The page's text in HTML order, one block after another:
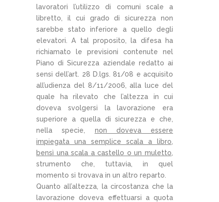
lavoratori l’utilizzo di comuni scale a
libretto, il cui grado di sicurezza non
sarebbe stato inferiore a quello degli
elevatori. A tal proposito, la difesa ha
richiamato le previsioni contenute nel
Piano di Sicurezza aziendale redatto ai
sensi dell’art. 28 D.lgs. 81/08 e acquisito
all’udienza del 8/11/2006, alla luce del
quale ha rilevato che l’altezza in cui
doveva svolgersi la lavorazione era
superiore a quella di sicurezza e che,
nella specie, non doveva essere
impiegata una semplice scala a libro,
bensì una scala a castello o un muletto,
strumento che, tuttavia, in quel
momento si trovava in un altro reparto.
Quanto all’altezza, la circostanza che la
lavorazione doveva effettuarsi a quota